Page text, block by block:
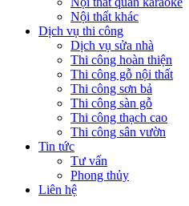
Nội thất khác
Dịch vụ thi công
Dịch vụ sửa nhà
Thi công hoàn thiện
Thi công gỗ nội thất
Thi công sơn bả
Thi công sàn gỗ
Thi công thạch cao
Thi công sân vườn
Tin tức
Tư vấn
Phong thủy
Liên hệ